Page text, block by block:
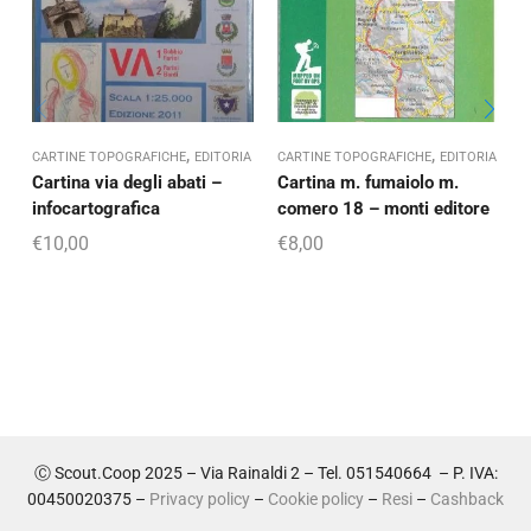
CARTINE TOPOGRAFICHE, EDITORIA
Cartina via degli abati –
infocartografica
€10,00
CARTINE TOPOGRAFICHE, EDITORIA
Cartina m. fumaiolo m.
comero 18 – monti editore
€8,00
Ⓒ Scout.Coop 2025 – Via Rainaldi 2 – Tel. 051540664 – P. IVA:
00450020375 – Privacy policy – Cookie policy – Resi – Cashback